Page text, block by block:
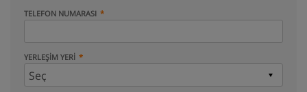
TELEFON NUMARASI
YERLEŞIM YERI